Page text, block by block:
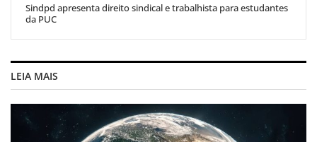
Sindpd apresenta direito sindical e trabalhista para estudantes
da PUC
LEIA MAIS